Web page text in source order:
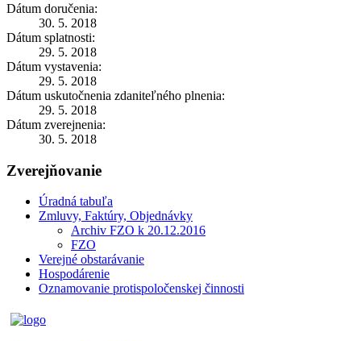
Dátum doručenia:
30. 5. 2018
Dátum splatnosti:
29. 5. 2018
Dátum vystavenia:
29. 5. 2018
Dátum uskutočnenia zdaniteľného plnenia:
29. 5. 2018
Dátum zverejnenia:
30. 5. 2018
Zverejňovanie
Úradná tabuľa
Zmluvy, Faktúry, Objednávky
Archiv FZO k 20.12.2016
FZO
Verejné obstarávanie
Hospodárenie
Oznamovanie protispoločenskej činnosti